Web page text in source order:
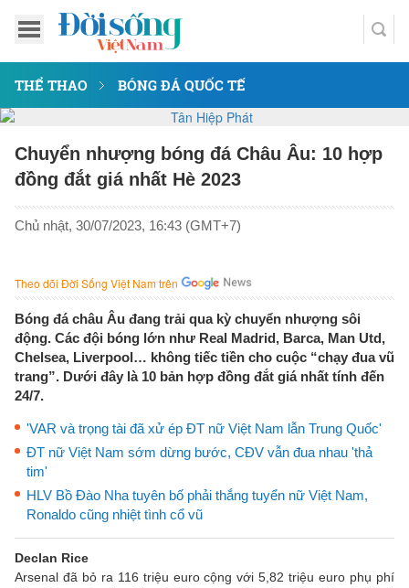
THỂ THAO BÓNG ĐÁ QUỐC TẾ
Chuyển nhượng bóng đá Châu Âu: 10 hợp
đồng đắt giá nhất Hè 2023
Chủ nhật, 30/07/2023, 16:43 (GMT+7)
Theo dõi Đời Sống Việt Nam trên
Bóng đá châu Âu đang trải qua kỳ chuyển nhượng sôi
động. Các đội bóng lớn như Real Madrid, Barca, Man Utd,
Chelsea, Liverpool… không tiếc tiền cho cuộc “chạy đua vũ
trang”. Dưới đây là 10 bản hợp đồng đắt giá nhất tính đến
24/7.
'VAR và trọng tài đã xử ép ĐT nữ Việt Nam lẫn Trung Quốc'
ĐT nữ Việt Nam sớm dừng bước, CĐV vẫn đua nhau 'thả
tim'
HLV Bồ Đào Nha tuyên bố phải thắng tuyển nữ Việt Nam,
Ronaldo cũng nhiệt tình cổ vũ
Declan Rice
Arsenal đã bỏ ra 116 triệu euro cộng với 5,82 triệu euro phụ phí